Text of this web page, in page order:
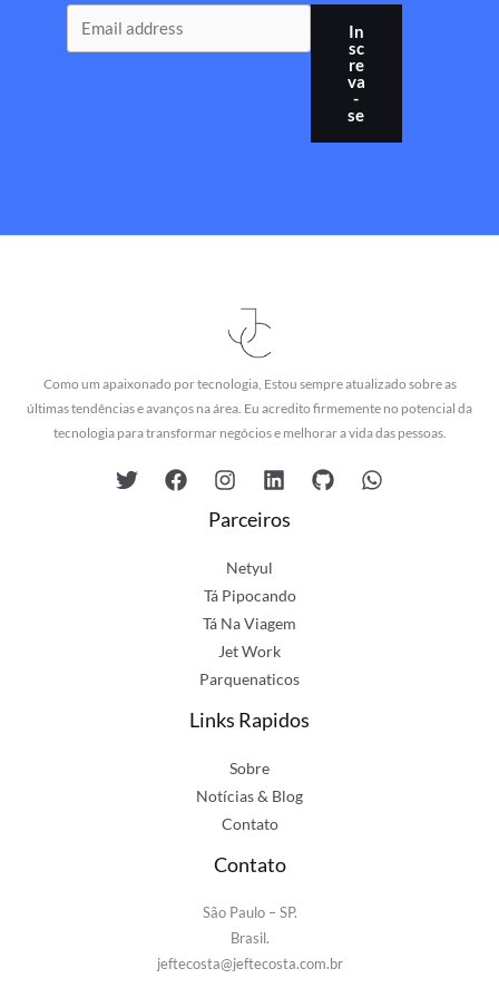
In
sc
re
va
-
se
Como um apaixonado por tecnologia, Estou sempre atualizado sobre as
últimas tendências e avanços na área. Eu acredito firmemente no potencial da
tecnologia para transformar negócios e melhorar a vida das pessoas.
Parceiros
Netyul
Tá Pipocando
Tá Na Viagem
Jet Work
Parquenaticos
Links Rapidos
Sobre
Notícias & Blog
Contato
Contato
São Paulo – SP.
Brasil.
jeftecosta@jeftecosta.com.br